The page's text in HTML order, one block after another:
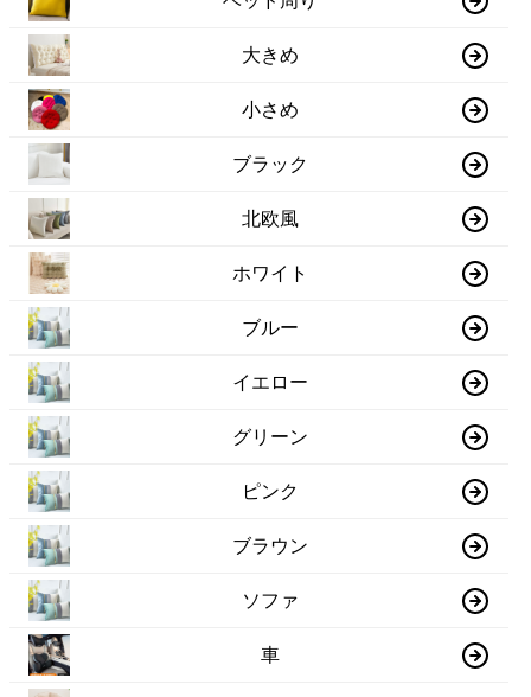
大きめ
小さめ
ブラック
北欧風
ホワイト
ブルー
イエロー
グリーン
ピンク
ブラウン
ソファ
車